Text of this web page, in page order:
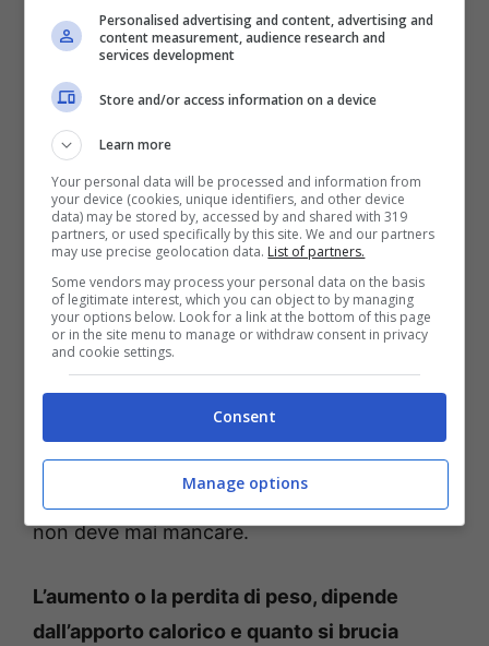
fonte di carboidrati, mentre i cereali
rappresentano icarboidrati complessi.
Le verdure, invece, sono ricche di
minerali e vitamine e la presenza di fibre
tanta acqua, ci donano anche un senso di
sazietà maggiore.
Il poke fa aumentare il
nostro peso: sfatiamo i miti
Una cosa da dire, fondamentale, è chenon
esistono cibi che fanno ingrassare o che al
contrario, fanno dimagrire. Tutto dipende dal
quantitativo e soprattutto dall’equilibro che
non deve mai mancare.
L’aumento o la perdita di peso, dipende
dall’apporto calorico e quanto si brucia
Personalised advertising and content, advertising and
content measurement, audience research and
services development
Store and/or access information on a device
Learn more
Your personal data will be processed and information from
your device (cookies, unique identifiers, and other device
data) may be stored by, accessed by and shared with 319
partners, or used specifically by this site. We and our partners
may use precise geolocation data. List of partners.
Some vendors may process your personal data on the basis
of legitimate interest, which you can object to by managing
your options below. Look for a link at the bottom of this page
or in the site menu to manage or withdraw consent in privacy
and cookie settings.
Consent
Manage options